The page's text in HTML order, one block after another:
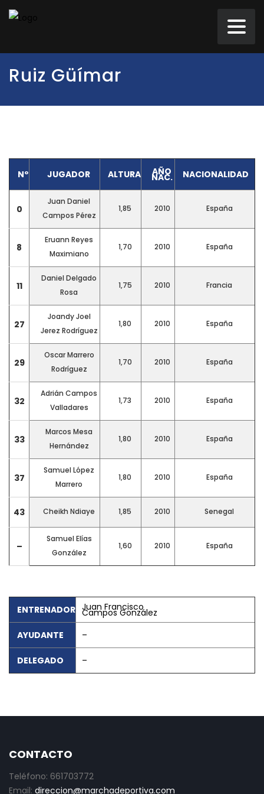
Ruiz Güímar
Nº JUGADOR ALTURA AÑO
NAC. NACIONALIDAD
0
Juan Daniel
Campos Pérez
1,85 2010 España
8
Eruann Reyes
Maximiano
1,70 2010 España
11
Daniel Delgado
Rosa
1,75 2010 Francia
27
Joandy Joel
Jerez Rodríguez
1,80 2010 España
29
Oscar Marrero
Rodríguez
1,70 2010 España
32
Adrián Campos
Valladares
1,73 2010 España
33
Marcos Mesa
Hernández
1,80 2010 España
37
Samuel López
Marrero
1,80 2010 España
43 Cheikh Ndiaye 1,85 2010 Senegal
–
Samuel Elías
González
1,60 2010 España
ENTRENADOR Juan Francisco
Campos González
AYUDANTE
–
DELEGADO –
CONTACTO
Teléfono: 661703772
Email: direccion@marchadeportiva.com